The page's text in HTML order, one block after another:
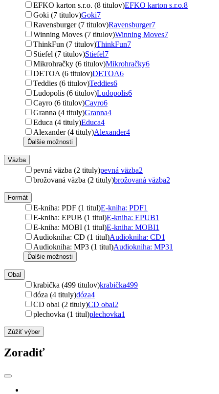
EFKO karton s.r.o. (8 titulov)EFKO karton s.r.o.8
Goki (7 titulov)Goki7
Ravensburger (7 titulov)Ravensburger7
Winning Moves (7 titulov)Winning Moves7
ThinkFun (7 titulov)ThinkFun7
Stiefel (7 titulov)Stiefel7
Mikrohračky (6 titulov)Mikrohračky6
DETOA (6 titulov)DETOA6
Teddies (6 titulov)Teddies6
Ludopolis (6 titulov)Ludopolis6
Cayro (6 titulov)Cayro6
Granna (4 tituly)Granna4
Educa (4 tituly)Educa4
Alexander (4 tituly)Alexander4
Ďalšie možnosti
Väzba
pevná väzba (2 tituly)pevná väzba2
brožovaná väzba (2 tituly)brožovaná väzba2
Formát
E-kniha: PDF (1 titul)E-kniha: PDF1
E-kniha: EPUB (1 titul)E-kniha: EPUB1
E-kniha: MOBI (1 titul)E-kniha: MOBI1
Audiokniha: CD (1 titul)Audiokniha: CD1
Audiokniha: MP3 (1 titul)Audiokniha: MP31
Ďalšie možnosti
Obal
krabička (499 titulov)krabička499
dóza (4 tituly)dóza4
CD obal (2 tituly)CD obal2
plechovka (1 titul)plechovka1
Zúžiť výber
Zoradiť